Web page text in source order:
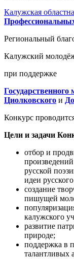
Калужская
Региональный
Калужский
при поддержке
Циолковского и
Конкурс
Цели и задачи
отбор и
русской
идеи
создание
пишущей
калужского
развитие
природе;
поддержка в
талантливых